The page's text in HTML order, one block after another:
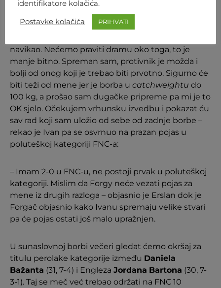
navikao. Nećemo praviti dramu oko toga, to je
manje bitno. Spreman sam, protivnik je možda i
bolji od onog koji je trebao biti prvotno. Sigurno će
biti teži od mene jer je borba u catchweightu do
100 kg, a prošao sam dugačke pripreme pa mi je to
OK sjelo. Očekujem vrhunsku izvedbu i pokazat ću
sav rad koji sam uložio od sebe od zadnje borbe –
rekao je Ivan pa se osvrnuo na prazan pojas u
poluteškoj kategoriji FNC-a:
– Imam 2-0 u FNC-u, ne postoji prvak u poluteškoj
kategoriji. Mislim da Forgy neće vezati pojas za
mene iz drugih razloga – objasnio je Erslan dok je
Forgač objasnio kako Ivanu spremaju velike stvari
pa će pojas ostati još malo upražnjen.
U sunaslovnoj borbi večeri gledat ćemo okršaj za
titulu perolake kategorije između Daniela
Bažanta (31, 7-4) i Engleza Jordana Bartona (30, 7-
3-1). Taj se meč već trebao održati na FNC 10
identifikatore kolačića.
Postavke kolačića PRIHVATI